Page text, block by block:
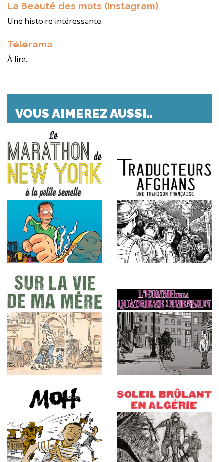
La Beauté des mots (Instagram)
Une histoire intéressante.
Télérama
À lire.
VOUS AIMEREZ AUSSI..